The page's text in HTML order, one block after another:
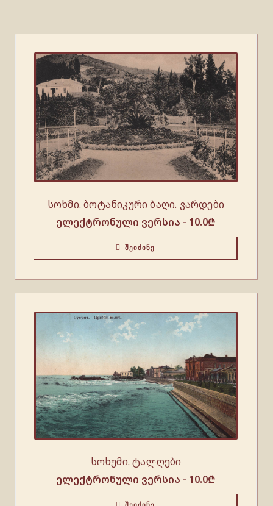
სოხმი. ბოტანიკური ბაღი. ვარდები
ელექტრონული ვერსია - 10.0₾
ᲨᲔᲘᲫᲘᲜᲔ
სოხუმი. ტალღები
ელექტრონული ვერსია - 10.0₾